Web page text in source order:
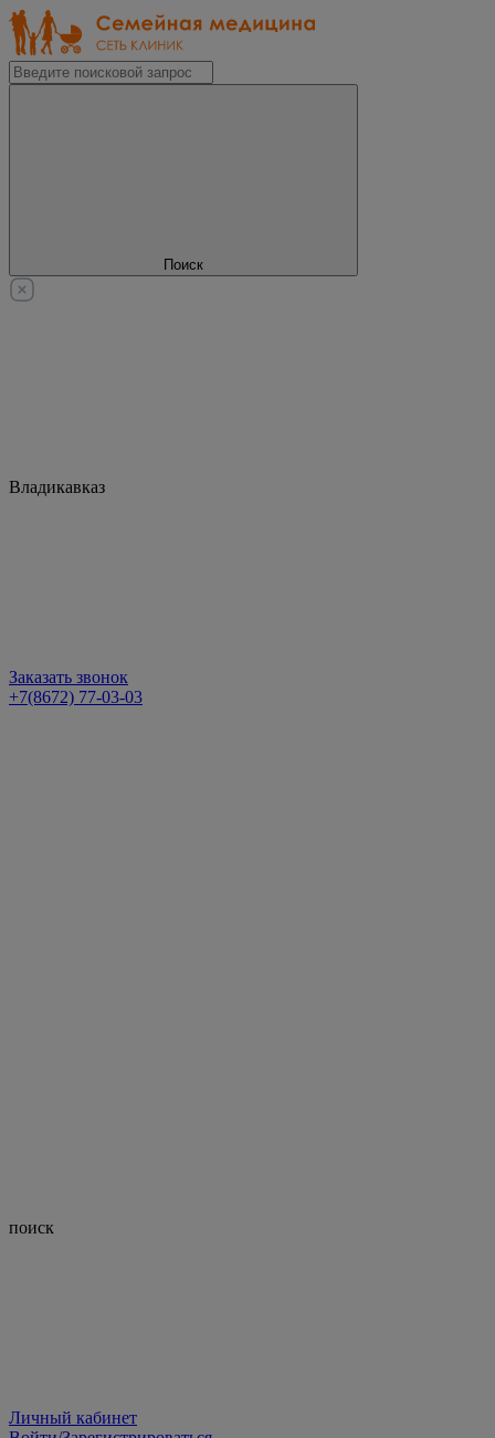
Поиск
Владикавказ
Заказать звонок
+7(8672) 77-03-03
поиск
Личный кабинет